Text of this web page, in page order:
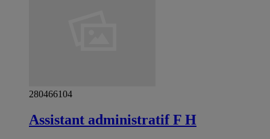
280466104
Assistant administratif F H